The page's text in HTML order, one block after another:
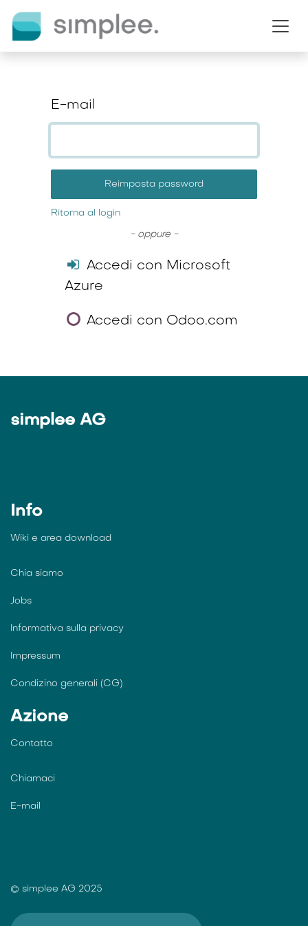
E-mail
Reimposta password
Ritorna al login
- oppure -
Accedi con Microsoft
Azure
Accedi con Odoo.com
simplee AG
Info
Wiki e area download
Chia siamo
Jobs
Informativa sulla privacy
Impressum
Condizino generali (CG)
Azione
Contatto
Chiamaci
E-mail
© simplee AG 2025